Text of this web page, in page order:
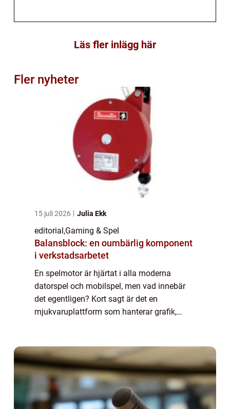
Läs fler inlägg här
Fler nyheter
15 juli 2026 Julia Ekk
editorial,Gaming & Spel
Balansblock: en oumbärlig komponent
i verkstadsarbetet
En spelmotor är hjärtat i alla moderna
datorspel och mobilspel, men vad innebär
det egentligen? Kort sagt är det en
mjukvaruplattform som hanterar grafik,